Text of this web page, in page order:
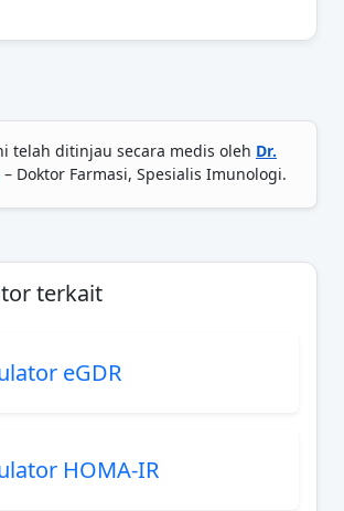
telah ditinjau secara medis oleh Dr.
– Doktor Farmasi, Spesialis Imunologi.
terkait
eGDR
HOMA-IR